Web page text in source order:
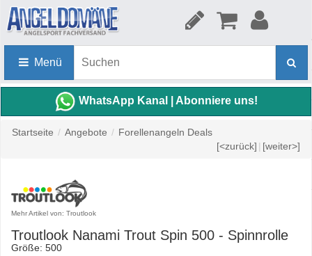
Menü
WhatsApp Kanal | Abonniere uns!
Startseite / Angebote / Forellenangeln Deals
[<zurück] | [weiter>]
Mehr Artikel von: Troutlook
Troutlook Nanami Trout Spin 500 - Spinnrolle
Größe: 500